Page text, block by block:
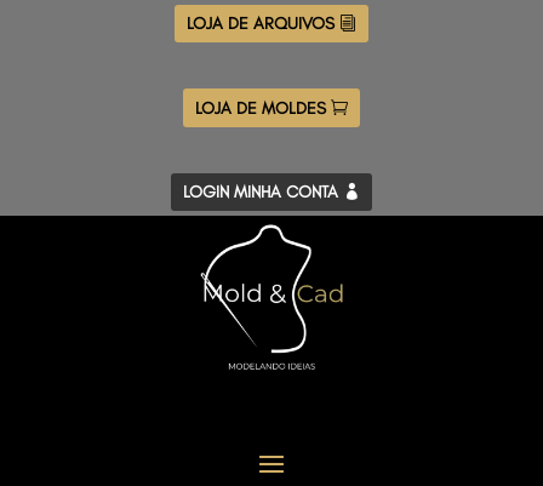
LOJA DE ARQUIVOS
LOJA DE MOLDES
LOGIN MINHA CONTA